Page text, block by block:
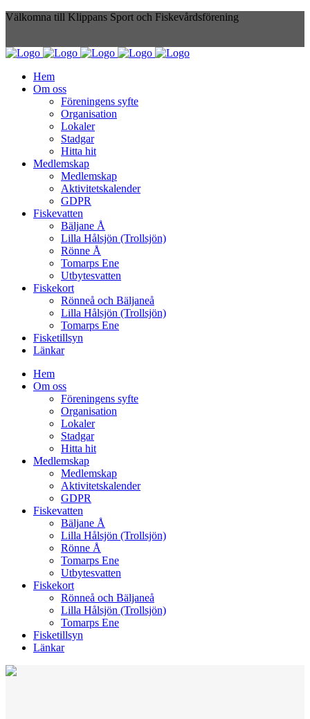
Välkomna till Klippans Sport och Fiskevårdsförening
Hem
Om oss
Föreningens syfte
Organisation
Lokaler
Stadgar
Hitta hit
Medlemskap
Medlemskap
Aktivitetskalender
GDPR
Fiskevatten
Bäljane Å
Lilla Hålsjön (Trollsjön)
Rönne Å
Tomarps Ene
Utbytesvatten
Fiskekort
Rönneå och Bäljaneå
Lilla Hålsjön (Trollsjön)
Tomarps Ene
Fisketillsyn
Länkar
Hem
Om oss
Föreningens syfte
Organisation
Lokaler
Stadgar
Hitta hit
Medlemskap
Medlemskap
Aktivitetskalender
GDPR
Fiskevatten
Bäljane Å
Lilla Hålsjön (Trollsjön)
Rönne Å
Tomarps Ene
Utbytesvatten
Fiskekort
Rönneå och Bäljaneå
Lilla Hålsjön (Trollsjön)
Tomarps Ene
Fisketillsyn
Länkar